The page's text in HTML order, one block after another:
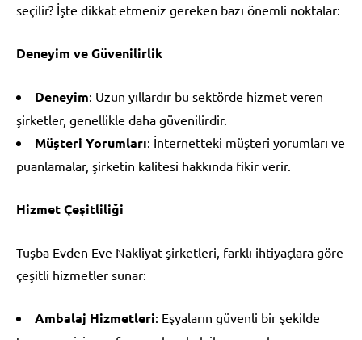
seçilir? İşte dikkat etmeniz gereken bazı önemli noktalar:
Deneyim ve Güvenilirlik
Deneyim: Uzun yıllardır bu sektörde hizmet veren
şirketler, genellikle daha güvenilirdir.
Müşteri Yorumları: İnternetteki müşteri yorumları ve
puanlamalar, şirketin kalitesi hakkında fikir verir.
Hizmet Çeşitliliği
Tuşba Evden Eve Nakliyat şirketleri, farklı ihtiyaçlara göre
çeşitli hizmetler sunar:
Ambalaj Hizmetleri: Eşyaların güvenli bir şekilde